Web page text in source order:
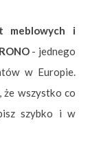
meblowych i
- jednego
w Europie.
że wszystko co
szybko i w